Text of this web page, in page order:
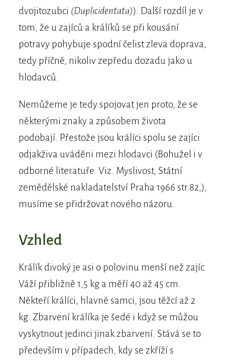
dvojitozubci (Duplicidentata)). Další rozdíl je v
tom, že u zajíců a králíků se při kousání
potravy pohybuje spodní čelist zleva doprava,
tedy příčně, nikoliv zepředu dozadu jako u
hlodavců.
Nemůžeme je tedy spojovat jen proto, že se
některými znaky a způsobem života
podobají. Přestože jsou králíci spolu se zajíci
odjakživa uváděni mezi hlodavci (Bohužel i v
odborné literatuře. Viz. Myslivost, Státní
zemědělské nakladatelství Praha 1966 str.82,),
musíme se přidržovat nového názoru.
Vzhled
Králík divoký je asi o polovinu menší než zajíc.
Váží přibližně 1,5 kg a měří 40 až 45 cm.
Někteří králíci, hlavně samci, jsou těžcí až 2
kg. Zbarvení králíka je šedé i když se můžou
vyskytnout jedinci jinak zbarvení. Stává se to
především v případech, kdy se zkříží s